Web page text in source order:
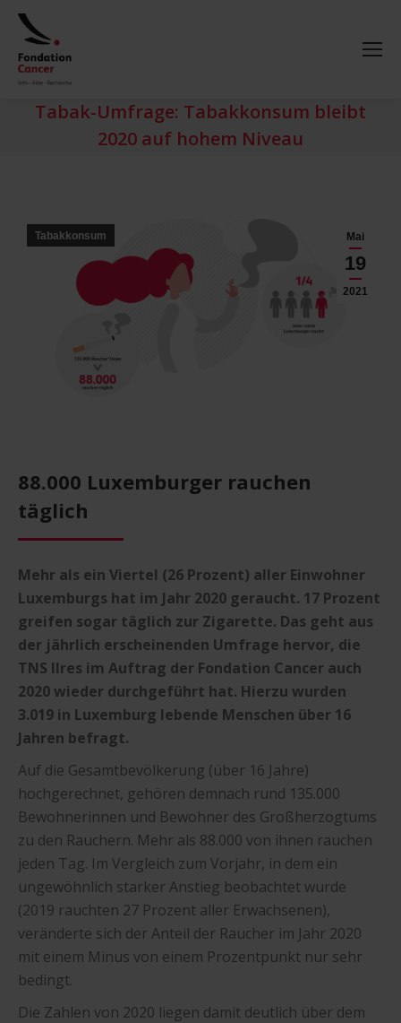
Tabak-Umfrage: Tabakkonsum bleibt
2020 auf hohem Niveau
Mai
19
2021
Tabakkonsum
88.000 Luxemburger rauchen
täglich
Mehr als ein Viertel (26 Prozent) aller Einwohner
Luxemburgs hat im Jahr 2020 geraucht. 17 Prozent
greifen sogar täglich zur Zigarette. Das geht aus
der jährlich erscheinenden Umfrage hervor, die
TNS Ilres im Auftrag der Fondation Cancer auch
2020 wieder durchgeführt hat. Hierzu wurden
3.019 in Luxemburg lebende Menschen über 16
Jahren befragt.
Auf die Gesamtbevölkerung (über 16 Jahre)
hochgerechnet, gehören demnach rund 135.000
Bewohnerinnen und Bewohner des Großherzogtums
zu den Rauchern. Mehr als 88.000 von ihnen rauchen
jeden Tag. Im Vergleich zum Vorjahr, in dem ein
ungewöhnlich starker Anstieg beobachtet wurde
(2019 rauchten 27 Prozent aller Erwachsenen),
veränderte sich der Anteil der Raucher im Jahr 2020
mit einem Minus von einem Prozentpunkt nur sehr
bedingt.
Die Zahlen von 2020 liegen damit deutlich über dem